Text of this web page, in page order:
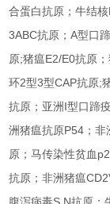
合蛋白抗原；牛结
3ABC抗原；A型口
原;猪瘟E2/E0抗原
环2型3型CAP抗原;
抗原；亚洲I型口蹄
洲猪瘟抗原P54；
原；马传染性贫血
抗原；非洲猪瘟